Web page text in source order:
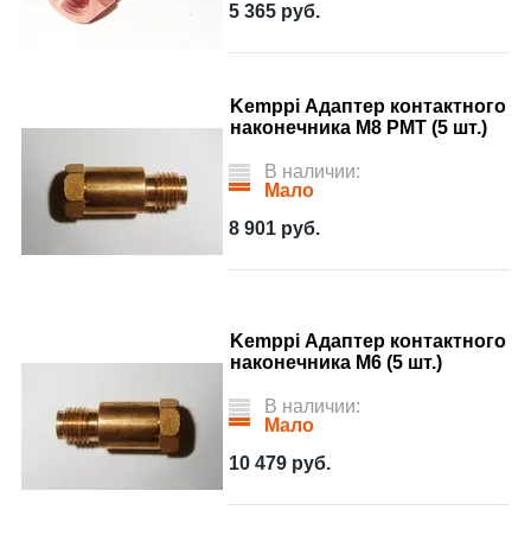
5 365 руб.
Kemppi Адаптер контактного
наконечника М8 РМТ (5 шт.)
В наличии:
Мало
8 901 руб.
Kemppi Адаптер контактного
наконечника M6 (5 шт.)
В наличии:
Мало
10 479 руб.